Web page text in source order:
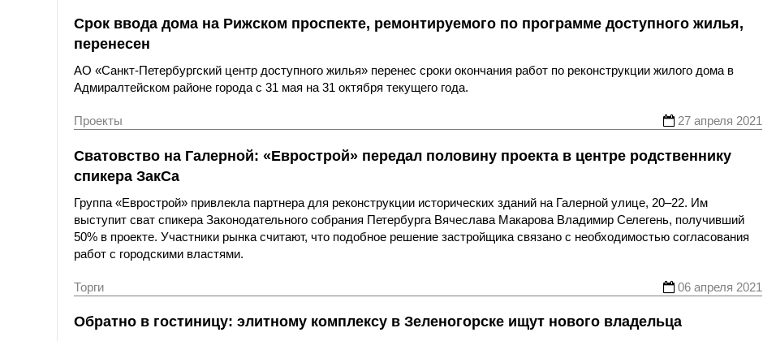
Срок ввода дома на Рижском проспекте, ремонтируемого по программе доступного жилья,
перенесен
АО «Санкт-Петербургский центр доступного жилья» перенес сроки окончания работ по реконструкции жилого дома в
Адмиралтейском районе города с 31 мая на 31 октября текущего года.
Проекты 27 апреля 2021
Сватовство на Галерной: «Еврострой» передал половину проекта в центре родственнику
спикера ЗакСа
Группа «Еврострой» привлекла партнера для реконструкции исторических зданий на Галерной улице, 20–22. Им
выступит сват спикера Законодательного собрания Петербурга Вячеслава Макарова Владимир Селегень, получивший
50% в проекте. Участники рынка считают, что подобное решение застройщика связано с необходимостью согласования
работ с городскими властями.
Торги 06 апреля 2021
Обратно в гостиницу: элитному комплексу в Зеленогорске ищут нового владельца